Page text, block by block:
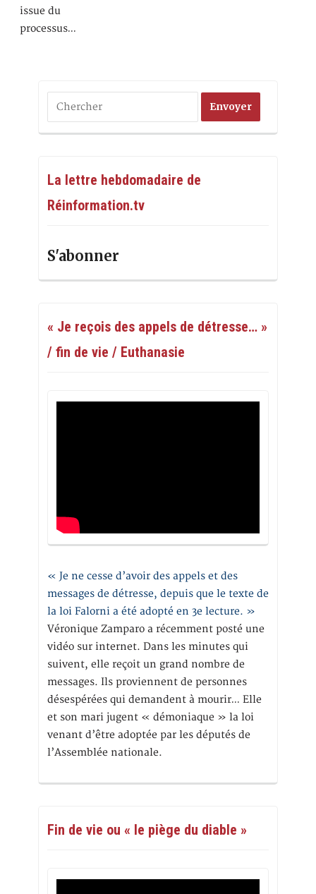
issue du
processus…
La lettre hebdomadaire de
Réinformation.tv
S'abonner
« Je reçois des appels de détresse… »
/ fin de vie / Euthanasie
« Je ne cesse d’avoir des appels et des
messages de détresse, depuis que le texte de
la loi Falorni a été adopté en 3e lecture. »
Véronique Zamparo a récemment posté une
vidéo sur internet. Dans les minutes qui
suivent, elle reçoit un grand nombre de
messages. Ils proviennent de personnes
désespérées qui demandent à mourir… Elle
et son mari jugent « démoniaque » la loi
venant d’être adoptée par les députés de
l’Assemblée nationale.
Fin de vie ou « le piège du diable »